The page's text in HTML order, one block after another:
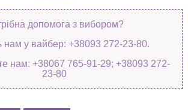
допомога з вибором?
нам у вайбер: +38093 272-23-80.
нам: +38067 765-91-29; +38093 272-
23-80